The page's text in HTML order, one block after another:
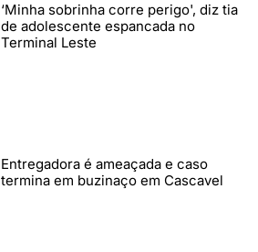
‘Minha sobrinha corre perigo', diz tia
de adolescente espancada no
Terminal Leste
Entregadora é ameaçada e caso
termina em buzinaço em Cascavel